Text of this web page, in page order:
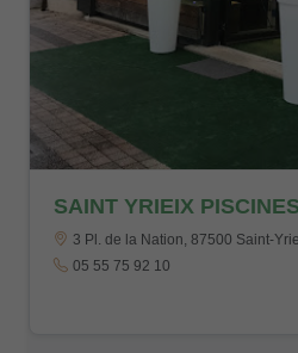
SAINT YRIEIX PISCINES
3 Pl. de la Nation, 87500 Saint-
05 55 75 92 10